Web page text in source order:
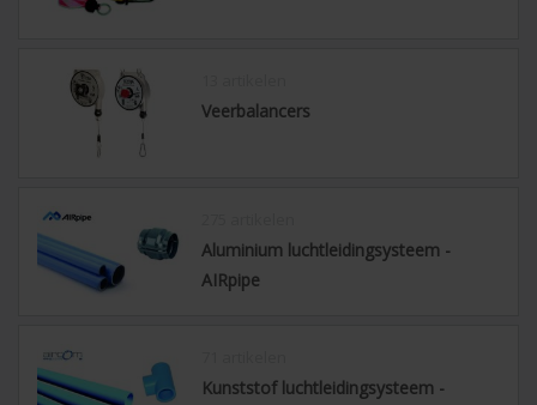
Veerbalancers
Aluminium luchtleidingsysteem -
AIRpipe
Kunststof luchtleidingsysteem -